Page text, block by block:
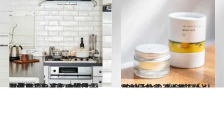
2020.12.3
【暮らしの達人の愛用品画像28点】 プロが惚れ込む日用品たちを一気見！
ライフスタイル 2021.1.9
“ちょっとした”ありがとうが伝わる プチギフトリスト〈1〉9アイテム！
ライフスタイル